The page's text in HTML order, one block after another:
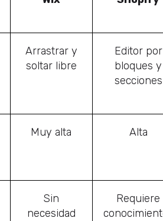
Arrastrar y
soltar libre
Editor por
bloques y
secciones
Muy alta Alta
Sin
necesidad
Requiere